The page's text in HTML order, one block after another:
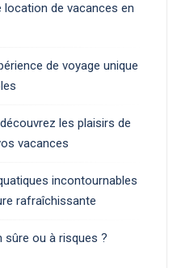
de vacances en
de voyage unique
les plaisirs de
vacances
incontournables
rafraîchissante
sûre ou à risques ?